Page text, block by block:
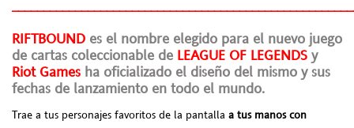
RIFTBOUND es el nombre elegido para el nuevo juego
de cartas coleccionable de LEAGUE OF LEGENDS y
Riot Games ha oficializado el diseño del mismo y sus
fechas de lanzamiento en todo el mundo.
Trae a tus personajes favoritos de la pantalla a tus manos con